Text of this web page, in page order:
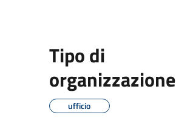
Tipo di
organizzazione
ufficio